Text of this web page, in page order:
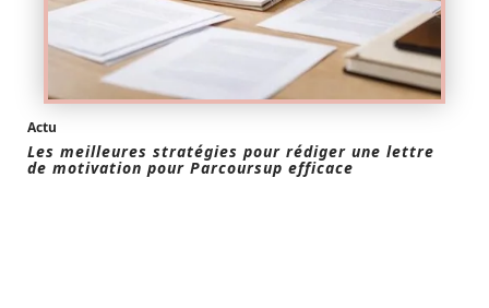
Actu
Les meilleures stratégies pour rédiger une lettre
de motivation pour Parcoursup efficace